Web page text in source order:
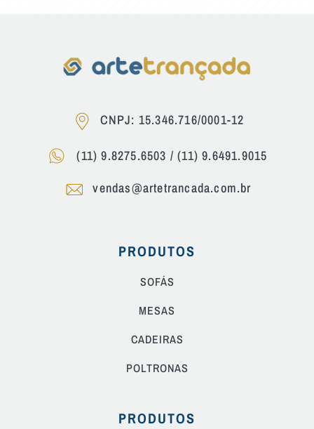
CNPJ: 15.346.716/0001-12
(11) 9.8275.6503 /(11) 9.6491.9015
vendas@artetrancada.com.br
PRODUTOS
SOFÁS
MESAS
CADEIRAS
POLTRONAS
PRODUTOS